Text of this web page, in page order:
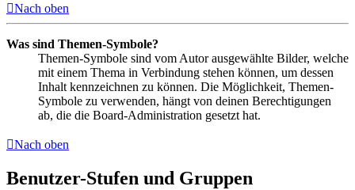
Nach oben
Was sind Themen-Symbole?
Themen-Symbole sind vom Autor ausgewählte Bilder, welche
mit einem Thema in Verbindung stehen können, um dessen
Inhalt kennzeichnen zu können. Die Möglichkeit, Themen-
Symbole zu verwenden, hängt von deinen Berechtigungen
ab, die die Board-Administration gesetzt hat.
Nach oben
Benutzer-Stufen und Gruppen